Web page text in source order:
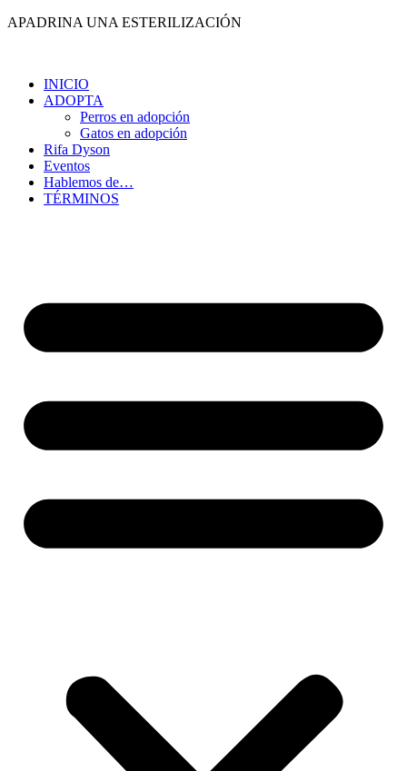
Ir
APADRINA UNA ESTERILIZACIÓN
INICIO
ADOPTA
Perros en adopción
Gatos en adopción
Rifa Dyson
Eventos
Hablemos de…
TÉRMINOS